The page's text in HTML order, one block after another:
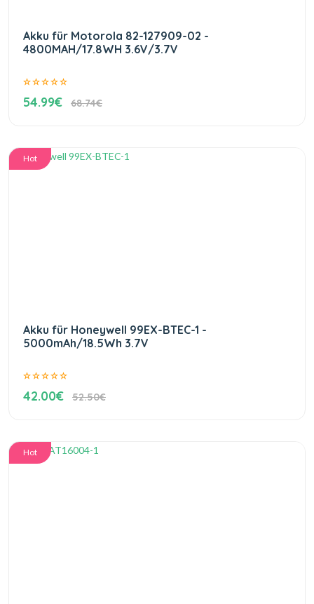
Akku für Motorola 82-127909-02 -
4800MAH/17.8WH 3.6V/3.7V
54.99€ 68.74€
Hot
Akku für Honeywell 99EX-BTEC-1 -
5000mAh/18.5Wh 3.7V
42.00€ 52.50€
Hot